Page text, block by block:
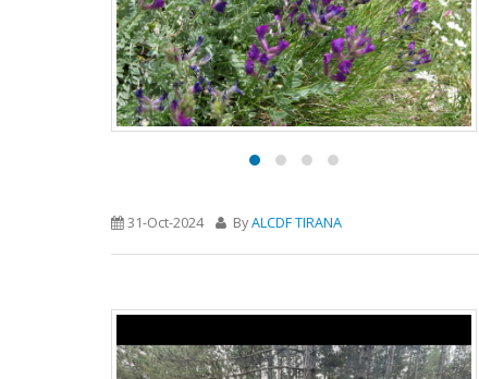
31-Oct-2024 ByALCDF TIRANA